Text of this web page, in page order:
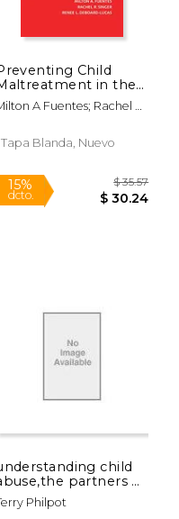
dcto.
Child
in the
Multicultural
Women and Children)
A Fuentes; Rachel R.
Lucas
, Tapa Blanda, Nuevo
child
partners of
sex offenders
their stories
Philpot